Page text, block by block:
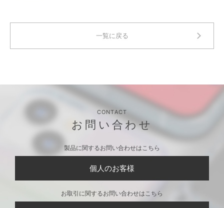
一覧に戻る
CONTACT
お問い合わせ
製品に関するお問い合わせはこちら
個人のお客様
お取引に関するお問い合わせはこちら